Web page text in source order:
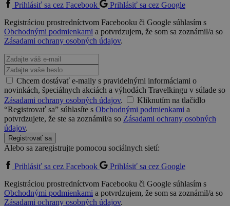
Prihlásiť sa cez Facebook
Prihlásiť sa cez Google
Registráciou prostredníctvom Facebooku či Google súhlasím s
Obchodnými podmienkami a potvrdzujem, že som sa zoznámil/a so
Zásadami ochrany osobných údajov.
Chcem dostávať e-maily s pravidelnými informáciami o
novinkách, špeciálnych akciách a výhodách Travelkingu v súlade so
Zásadami ochrany osobných údajov.
Kliknutím na tlačidlo
“Registrovať sa” súhlasíte s Obchodnými podmienkami a
potvrdzujete, že ste sa zoznámil/a so Zásadami ochrany osobných
údajov.
Registrovať sa
Alebo sa zaregistrujte pomocou sociálnych sietí:
Prihlásiť sa cez Facebook
Prihlásiť sa cez Google
Registráciou prostredníctvom Facebooku či Google súhlasím s
Obchodnými podmienkami a potvrdzujem, že som sa zoznámil/a so
Zásadami ochrany osobných údajov.